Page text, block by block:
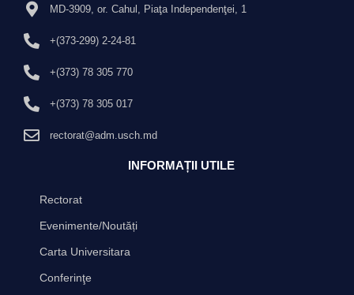
MD-3909, or. Cahul, Piaţa Independenţei, 1
+(373-299) 2-24-81
+(373) 78 305 770
+(373) 78 305 017
rectorat@adm.usch.md
INFORMAȚII UTILE
Rectorat
Evenimente/Noutăți
Carta Universitara
Conferinţe